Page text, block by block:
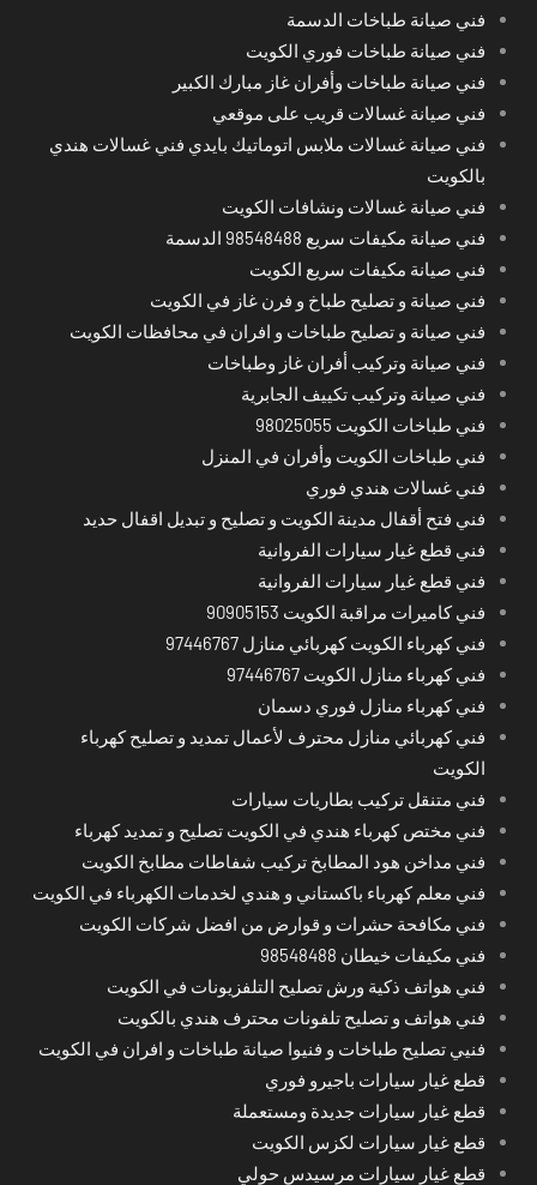
فني صيانة طباخات الدسمة
فني صيانة طباخات فوري الكويت
فني صيانة طباخات وأفران غاز مبارك الكبير
فني صيانة غسالات قريب على موقعي
فني صيانة غسالات ملابس اتوماتيك بايدي فني غسالات هندي
بالكويت
فني صيانة غسالات ونشافات الكويت
فني صيانة مكيفات سريع 98548488 الدسمة
فني صيانة مكيفات سريع الكويت
فني صيانة و تصليح طباخ و فرن غاز في الكويت
فني صيانة و تصليح طباخات و افران في محافظات الكويت
فني صيانة وتركيب أفران غاز وطباخات
فني صيانة وتركيب تكييف الجابرية
فني طباخات الكويت 98025055
فني طباخات الكويت وأفران في المنزل
فني غسالات هندي فوري
فني فتح أقفال مدينة الكويت و تصليح و تبديل اقفال حديد
فني قطع غيار سيارات الفروانية
فني قطع غيار سيارات الفروانية
فني كاميرات مراقبة الكويت 90905153
فني كهرباء الكويت كهربائي منازل 97446767
فني كهرباء منازل الكويت 97446767
فني كهرباء منازل فوري دسمان
فني كهربائي منازل محترف لأعمال تمديد و تصليح كهرباء
الكويت
فني متنقل تركيب بطاريات سيارات
فني مختص كهرباء هندي في الكويت تصليح و تمديد كهرباء
فني مداخن هود المطابخ تركيب شفاطات مطابخ الكويت
فني معلم كهرباء باكستاني و هندي لخدمات الكهرباء في الكويت
فني مكافحة حشرات و قوارض من افضل شركات الكويت
فني مكيفات خيطان 98548488
فني هواتف ذكية ورش تصليح التلفزيونات في الكويت
فني هواتف و تصليح تلفونات محترف هندي بالكويت
فنيي تصليح طباخات و فنيوا صيانة طباخات و افران في الكويت
قطع غيار سيارات باجيرو فوري
قطع غيار سيارات جديدة ومستعملة
قطع غيار سيارات لكزس الكويت
قطع غيار سيارات مرسيدس حولي